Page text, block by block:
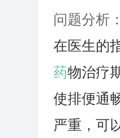
问题分析：
在医生的
药物治疗
使排便通
严重，可